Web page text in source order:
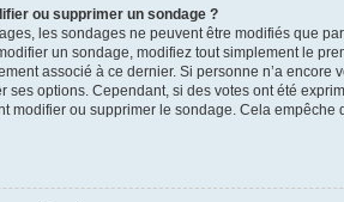
ou supprimer un sondage ?
les sondages ne peuvent être modifiés que
un sondage, modifiez tout simplement le
associé à ce dernier. Si personne n’a encore
ses options. Cependant, si des votes ont été
modifier ou supprimer le sondage. Cela empêche